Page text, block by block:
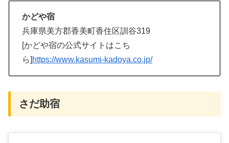
かどや宿
兵庫県美方郡香美町香住区訓谷319
[かどや宿の公式サイトはこち
ら] https://www.kasumi-kadoya.co.jp/
さだ助宿